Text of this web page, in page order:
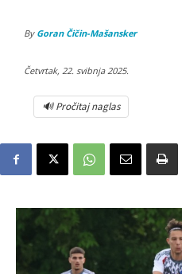
By Goran Čičin-Mašansker
Četvrtak, 22. svibnja 2025.
🔊 Pročitaj naglas